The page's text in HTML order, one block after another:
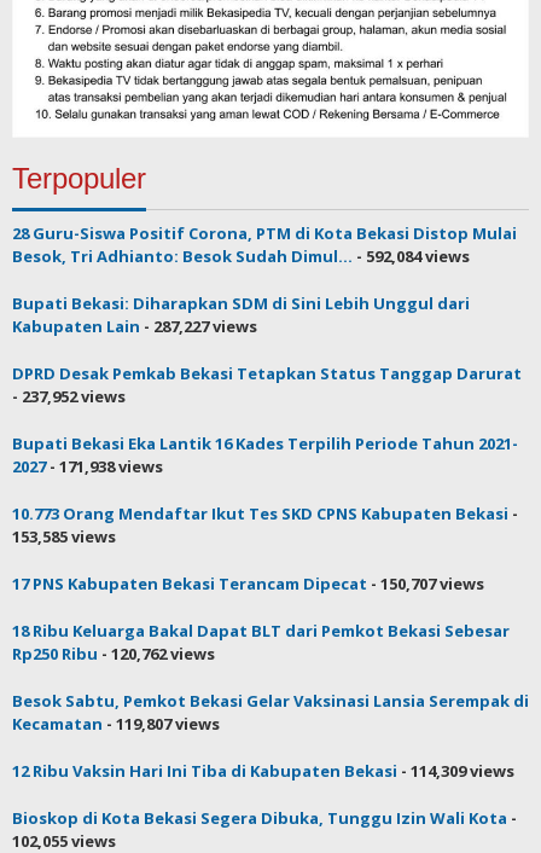
Terpopuler
28 Guru-Siswa Positif Corona, PTM di Kota Bekasi Distop Mulai
Besok, Tri Adhianto: Besok Sudah Dimul... - 592,084 views
Bupati Bekasi: Diharapkan SDM di Sini Lebih Unggul dari
Kabupaten Lain - 287,227 views
DPRD Desak Pemkab Bekasi Tetapkan Status Tanggap Darurat
- 237,952 views
Bupati Bekasi Eka Lantik 16 Kades Terpilih Periode Tahun 2021-
2027- 171,938 views
10.773 Orang Mendaftar Ikut Tes SKD CPNS Kabupaten Bekasi -
153,585 views
17 PNS Kabupaten Bekasi Terancam Dipecat - 150,707 views
18 Ribu Keluarga Bakal Dapat BLT dari Pemkot Bekasi Sebesar
Rp250 Ribu - 120,762 views
Besok Sabtu, Pemkot Bekasi Gelar Vaksinasi Lansia Serempak di
Kecamatan - 119,807 views
12 Ribu Vaksin Hari Ini Tiba di Kabupaten Bekasi - 114,309 views
Bioskop di Kota Bekasi Segera Dibuka, Tunggu Izin Wali Kota -
102,055 views